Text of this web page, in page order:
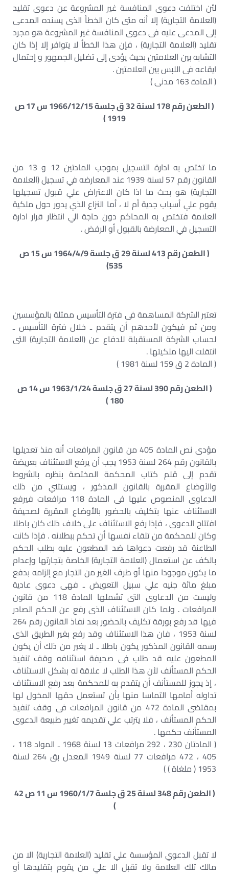
لئن اختلفت دعوى المنافسة غير المشروعة عن دعوى تقليد
(العلامة التجارية) إلا أنه متى كان الخطأ الذى يسنده المدعى
إلى المدعى عليه فى دعوى المنافسة غير المشروعة هو مجرد
تقليد (العلامة التجارية) ، فإن هذا الخطأ لا يتوافر إلا إذا كان
التشابه بين العلامتين بحيث يؤدى إلى تضليل الجمهور و إحتمال
ايقاعه فى اللبس بين العلامتين .
( المادة 163 مدنى )
( الطعن رقم 178 لسنة 32 ق جلسة 1966/12/15 س 17 ص
1919 )
ما تختص به ادارة التسجيل بموجب المادتين 12 و 13 من
القانون رقم 57 لسنة 1939 عند المعارضه في تسجيل (العلامة
التجارية) هو بحث ما اذا كان الاعتراض علي قبول تسجيلها
يقوم علي أسباب جدية أم لا ، أما النزاع الذي يدور حول ملكية
العلامة فتختص به المحاكم دون حاجة الي انتظار قرار ادارة
التسجيل في المعارضة بالقبول أو الرفض .
( الطعن رقم 413 لسنة 29 ق جلسة 1964/4/9 س 15 ص
535)
تعتبر الشركة المساهمة فى فترة التأسيس ممثلة بالمؤسسين
ومن ثم فيكون لأحدهم أن يتقدم ـ خلال فترة التأسيس ـ
لحساب الشركة المستقبلة للدفاع عن (العلامة التجارية) التى
انتقلت اليها ملكيتها .
( المادة 2 ق 159 لسنة 1981 )
( الطعن رقم 390 لسنة 27 ق جلسة 1963/1/24 س 14 ص
180 )
مؤدى نص المادة 405 من قانون المرافعات أنه منذ تعديلها
بالقانون رقم 264 لسنة 1953 يجب أن يرفع الاستئناف بعريضة
تقدم إلى قلم كتاب المحكمة المختصة بنظره بالشروط
والأوضاع المقررة بالقانون المذكور ، ويستثني من ذلك
الدعاوى المنصوص عليها فى المادة 118 مرافعات فيرفع
الاستئناف عنها بتكليف بالحضور بالأوضاع المقررة لصحيفة
افتتاح الدعوى ، فإذا رفع الاستئناف على خلاف ذلك كان باطلا
وكان للمحكمة من تلقاء نفسها أن تحكم ببطلانه . فإذا كانت
الطاعنة قد رفعت دعواها ضد المطعون عليه بطلب الحكم
بالكف عن استعمال (العلامة التجارية) الخاصة بتجارتها وإعدام
ما يكون موجودا منها أو طرف الغير من التجار مع إلزامه بدفع
مبلغ مائة جنيه علي سبيل التعويض ـ فهى دعوى عادية
وليست من الدعاوى التى تشملها المادة 118 من قانون
المرافعات . ولما كان الاستئناف الذى رفع عن الحكم الصادر
فيها قد رفع بورقة تكليف بالحضور بعد نفاذ القانون رقم 264
لسنة 1953 ، فان هذا الاستئناف وقد رفع بغير الطريق الذى
رسمه القانون المذكور يكون باطلا ـ لا يغير من ذلك أن يكون
المطعون عليه قد طلب فى صحيفة استئنافه وقف تنفيذ
الحكم المستأنف لأن هذا الطلب لا علاقة له بشكل الاستئناف
، إذ يجوز للمستأنف أن يتقدم به للمحكمة بعد رفع الاستئناف
تداوله أمامها التماسا منها بأن تستعمل حقها المخول لها
بمقتضى المادة 472 من قانون المرافعات فى وقف تنفيذ
الحكم المستأنف ، فلا يترتب علي تقديمه تغيير طبيعة الدعوى
المستأنف حكمها .
( المادتان 230 ، 292 مرافعات 13 لسنة 1968 ـ المواد 118 ،
405 ، 472 مرافعات 77 لسنة 1949 المعدل بق 264 لسنة
1953 ( ملغاة ) )
( الطعن رقم 348 لسنة 25 ق جلسة 1960/1/7 س 11 ص 42
)
لا تقبل الدعوي المؤسسة علي تقليد (العلامة التجارية) الا من
مالك تلك العلامة ولا تقبل الا علي من يقوم بتقليدها أو